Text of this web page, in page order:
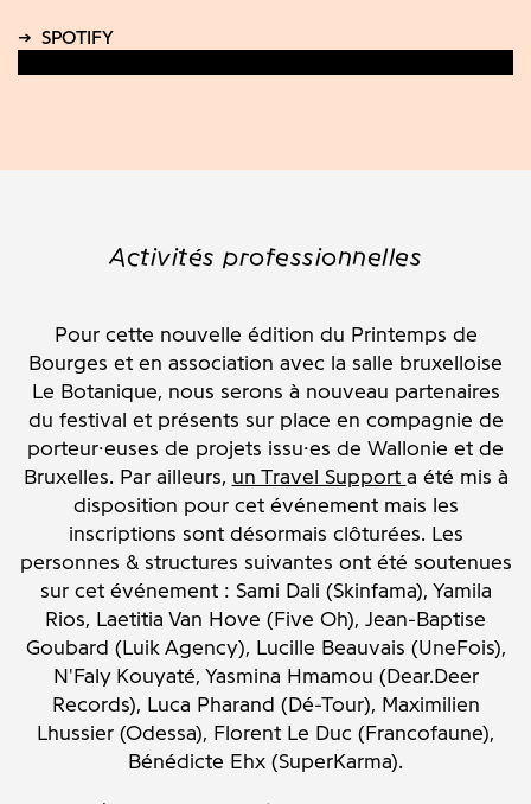
Activités professionnelles
Pour cette nouvelle édition du Printemps de
Bourges et en association avec la salle bruxelloise
Le Botanique, nous serons à nouveau partenaires
du festival et présents sur place en compagnie de
porteur·euses de projets issu·es de Wallonie et de
Bruxelles. Par ailleurs, un Travel Support a été mis à
disposition pour cet événement mais les
inscriptions sont désormais clôturées. Les
personnes & structures suivantes ont été soutenues
sur cet événement : Sami Dali (Skinfama), Yamila
Rios, Laetitia Van Hove (Five Oh), Jean-Baptise
Goubard (Luik Agency), Lucille Beauvais (UneFois),
N'Faly Kouyaté, Yasmina Hmamou (Dear.Deer
Records), Luca Pharand (Dé-Tour), Maximilien
Lhussier (Odessa), Florent Le Duc (Francofaune),
Bénédicte Ehx (SuperKarma).